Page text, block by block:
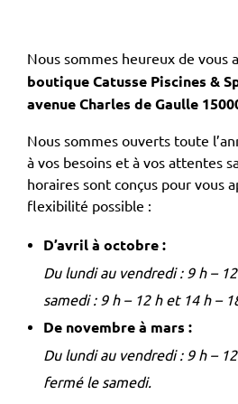
Nous sommes heureux de vous
boutique Catusse Piscines &
avenue Charles de Gaulle
Nous sommes ouverts toute
à vos besoins et à vos attentes
horaires sont conçus pour vous
flexibilité possible :
D’avril à octobre :
Du lundi au vendredi : 9 h –
samedi : 9 h – 12 h et 14 h –
De novembre à mars :
Du lundi au vendredi : 9 h –
fermé le samedi.